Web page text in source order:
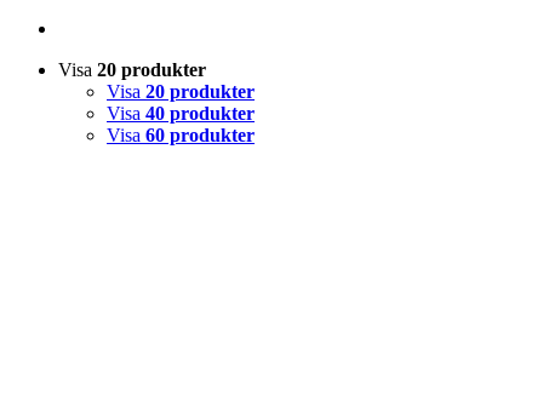
Visa 20 produkter
Visa 20 produkter
Visa 40 produkter
Visa 60 produkter